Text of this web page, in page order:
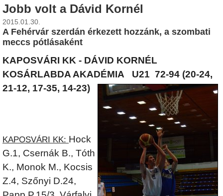
Jobb volt a Dávid Kornél
2015.01.30.
A Fehérvár szerdán érkezett hozzánk, a szombati
meccs pótlásaként
KAPOSVÁRI KK - DÁVID KORNÉL
KOSÁRLABDA AKADÉMIA U21 72-94 (20-24,
21-12, 17-35, 14-23)
KAPOSVÁRI KK: Hock
G.1, Csernák B., Tóth
K., Monok M., Kocsis
Z.4, Szőnyi D.24,